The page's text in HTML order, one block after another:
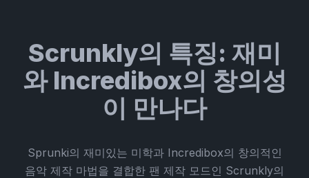
Scrunkly의 특징: 재미
와 Incredibox의 창의성
이 만나다
Sprunki의 재미있는 미학과 Incredibox의 창의적인
음악 제작 마법을 결합한 팬 제작 모드인 Scrunkly의